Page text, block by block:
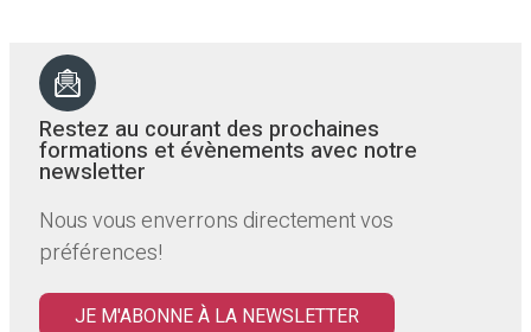
Restez au courant des prochaines
formations et évènements avec notre
newsletter
Nous vous enverrons directement vos
préférences!
JE M'ABONNE À LA NEWSLETTER